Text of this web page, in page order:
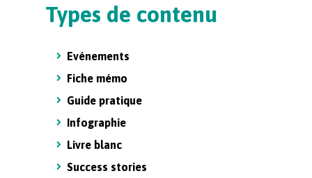
Types de contenu
Evénements
Fiche mémo
Guide pratique
Infographie
Livre blanc
Success stories